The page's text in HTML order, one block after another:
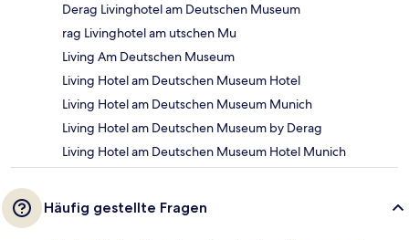
Derag Livinghotel am Deutschen Museum
rag Livinghotel am utschen Mu
Living Am Deutschen Museum
Living Hotel am Deutschen Museum Hotel
Living Hotel am Deutschen Museum Munich
Living Hotel am Deutschen Museum by Derag
Living Hotel am Deutschen Museum Hotel Munich
Häufig gestellte Fragen